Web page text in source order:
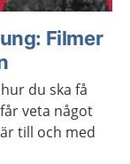
Filmer
du ska få
veta något
till och med